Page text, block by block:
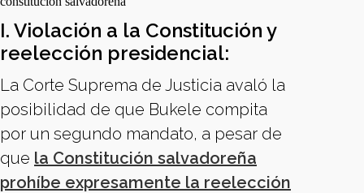
I. Violación a la Constitución y
reelección presidencial:
La Corte Suprema de Justicia avaló la
posibilidad de que Bukele compita
por un segundo mandato, a pesar de
que la Constitución salvadoreña
prohíbe expresamente la reelección